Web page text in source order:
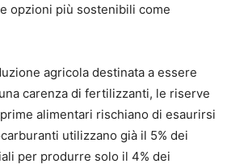
opzioni più sostenibili come
agricola destinata a essere
carenza di fertilizzanti, le riserve
alimentari rischiano di esaurirsi
utilizzano già il 5% dei
per produrre solo il 4% dei